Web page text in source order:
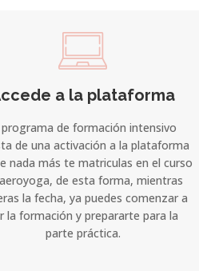
a la plataforma
programa de formación intensivo
de una activación a la plataforma
nada más te matriculas en el curso
de esta forma, mientras
la fecha, ya puedes comenzar a
la formación y prepararte para la
parte práctica.